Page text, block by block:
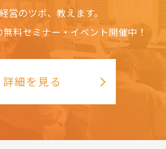
営のツボ、教えます。
料セミナー・イベント開催中！
詳細を見る